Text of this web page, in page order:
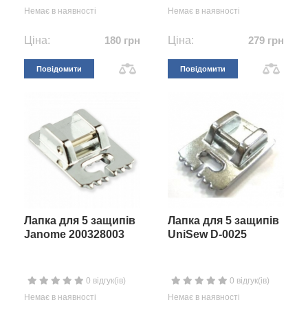
Немає в наявності
Ціна: 180 грн
Повідомити
Немає в наявності
Ціна: 279 грн
Повідомити
Лапка для 5 защипів
Janome 200328003
0 відгук(ів)
Немає в наявності
Лапка для 5 защипів
UniSew D-0025
0 відгук(ів)
Немає в наявності